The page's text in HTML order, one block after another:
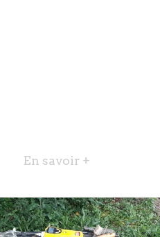
En savoir +